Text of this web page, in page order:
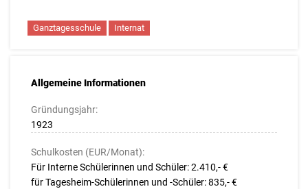
Ganztagesschule Internat
Allgemeine Informationen
Gründungsjahr:
1923
Schulkosten (EUR/Monat):
Für Interne Schülerinnen und Schüler: 2.410,- €
für Tagesheim-Schülerinnen und -Schüler: 835,- €